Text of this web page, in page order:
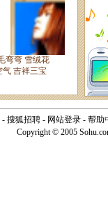
- 搜狐招聘 - 网站登录 - 帮助
Copyright © 2005